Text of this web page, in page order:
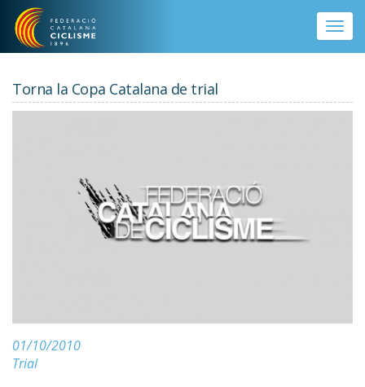
Vés al contingut
Toggle
Torna la Copa Catalana de trial
01/10/2010
Trial